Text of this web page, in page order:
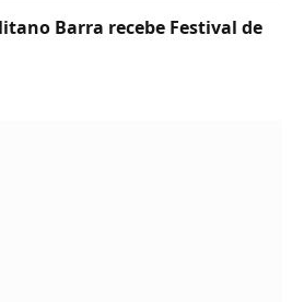
Barra recebe Festival de